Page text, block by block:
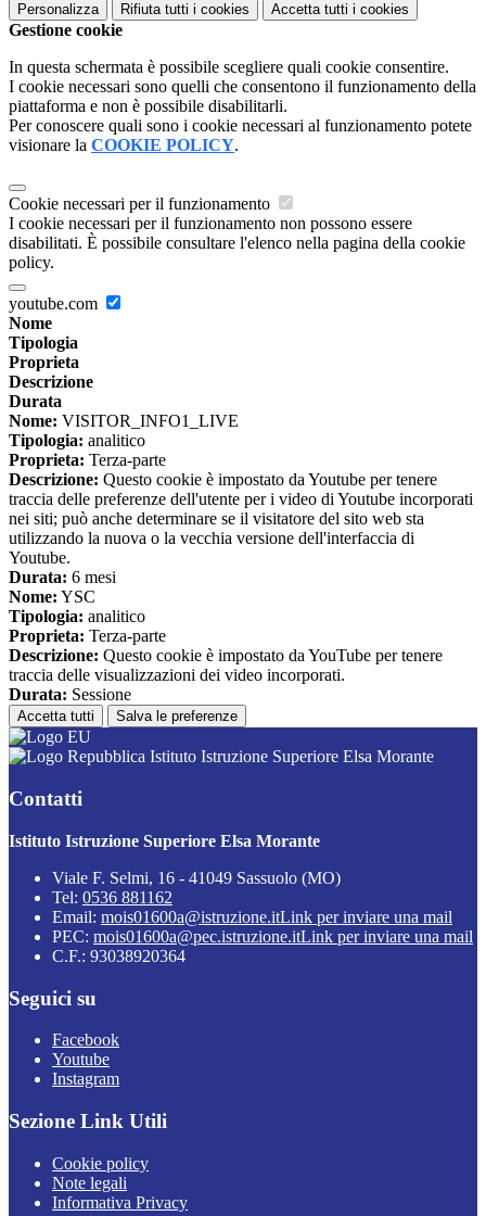
Personalizza Rifiuta tutti i cookies Accetta tutti i cookies
Gestione cookie
In questa schermata è possibile scegliere quali cookie consentire.
I cookie necessari sono quelli che consentono il funzionamento della
piattaforma e non è possibile disabilitarli.
Per conoscere quali sono i cookie necessari al funzionamento potete
visionare la COOKIE POLICY.
Cookie necessari per il funzionamento
I cookie necessari per il funzionamento non possono essere
disabilitati. È possibile consultare l'elenco nella pagina della cookie
policy.
youtube.com
Nome
Tipologia
Proprieta
Descrizione
Durata
Nome: VISITOR_INFO1_LIVE
Tipologia: analitico
Proprieta: Terza-parte
Descrizione: Questo cookie è impostato da Youtube per tenere
traccia delle preferenze dell'utente per i video di Youtube incorporati
nei siti; può anche determinare se il visitatore del sito web sta
utilizzando la nuova o la vecchia versione dell'interfaccia di
Youtube.
Durata: 6 mesi
Nome: YSC
Tipologia: analitico
Proprieta: Terza-parte
Descrizione: Questo cookie è impostato da YouTube per tenere
traccia delle visualizzazioni dei video incorporati.
Durata: Sessione
Accetta tutti Salva le preferenze
Istituto Istruzione Superiore Elsa Morante
Contatti
Istituto Istruzione Superiore Elsa Morante
Viale F. Selmi, 16 - 41049 Sassuolo (MO)
Tel: 0536 881162
Email: mois01600a@istruzione.itLink per inviare una mail
PEC: mois01600a@pec.istruzione.itLink per inviare una mail
C.F.: 93038920364
Seguici su
Facebook
Youtube
Instagram
Sezione Link Utili
Cookie policy
Note legali
Informativa Privacy